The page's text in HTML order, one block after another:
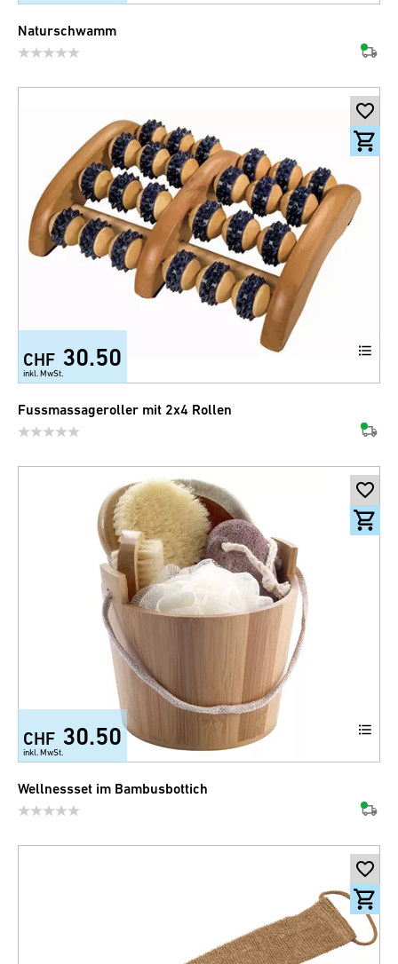
Naturschwamm
CHF 30.50
inkl. MwSt.
Fussmassageroller mit 2x4 Rollen
CHF 30.50
inkl. MwSt.
Wellnessset im Bambusbottich